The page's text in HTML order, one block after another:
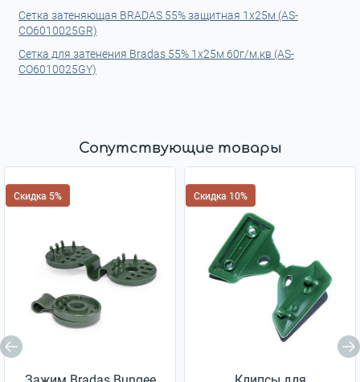
Сетка затеняющая BRADAS 55% защитная 1x25м (AS-
CO6010025GR)
Сетка для затенения Bradas 55% 1х25м 60г/м.кв (AS-
CO6010025GY)
Сопутствующие товары
Скидка 5% Скидка 10%